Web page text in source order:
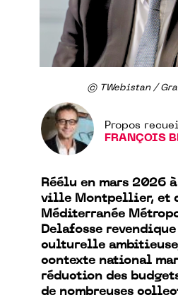
© TWebistan /
Propos
FRANÇOIS
Réélu en mars 2026
ville Montpellier, et
Méditerranée
Delafosse
culturelle ambitieuse,
contexte national
réduction des
de nombreuses